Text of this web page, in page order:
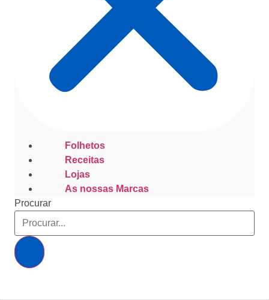
Folhetos
Receitas
Lojas
As nossas Marcas
Procurar